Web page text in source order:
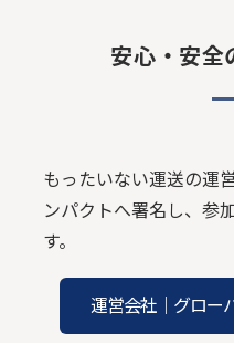
安心・安全
もったいない運送の運
ンパクトへ署名し、参
す。
運営会社｜グロー